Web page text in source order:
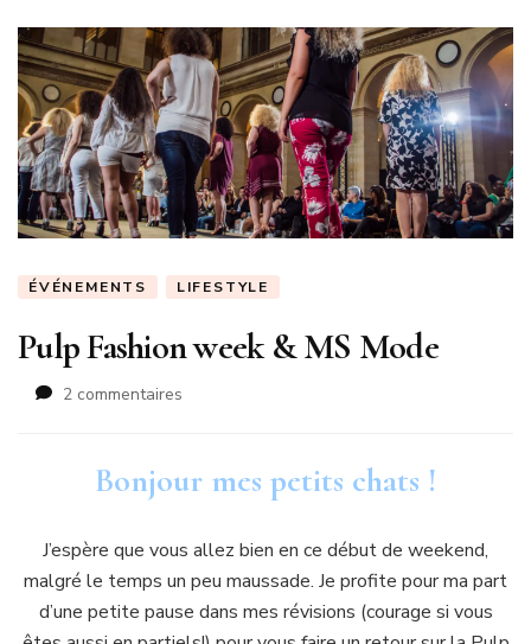
ÉVÉNEMENTS LIFESTYLE
Pulp Fashion week & MS Mode
2 commentaires
&
Mode
Bonjour mes petits chats !
J’espère que vous allez bien en ce début de weekend,
malgré le temps un peu maussade. Je profite pour ma part
d’une petite pause dans mes révisions (courage si vous